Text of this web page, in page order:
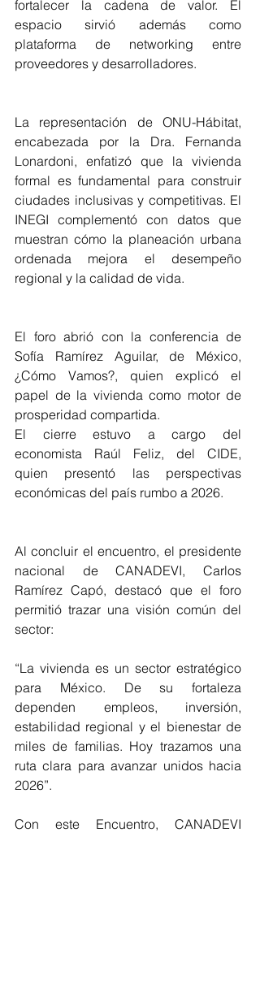
fortalecer la cadena de valor. El
espacio sirvió además como
plataforma de networking entre
proveedores y desarrolladores.
La representación de ONU-Hábitat,
encabezada por la Dra. Fernanda
Lonardoni, enfatizó que la vivienda
formal es fundamental para construir
ciudades inclusivas y competitivas. El
INEGI complementó con datos que
muestran cómo la planeación urbana
ordenada mejora el desempeño
regional y la calidad de vida.
El foro abrió con la conferencia de
Sofía Ramírez Aguilar, de México,
¿Cómo Vamos?, quien explicó el
papel de la vivienda como motor de
prosperidad compartida.
El cierre estuvo a cargo del
economista Raúl Feliz, del CIDE,
quien presentó las perspectivas
económicas del país rumbo a 2026.
Al concluir el encuentro, el presidente
nacional de CANADEVI, Carlos
Ramírez Capó, destacó que el foro
permitió trazar una visión común del
sector:
“La vivienda es un sector estratégico
para México. De su fortaleza
dependen empleos, inversión,
estabilidad regional y el bienestar de
miles de familias. Hoy trazamos una
ruta clara para avanzar unidos hacia
2026”.
Con este Encuentro, CANADEVI